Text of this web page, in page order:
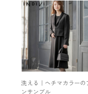
13号(42) 100.0
15号(44) 105.0
素材
表地：ポリ
9％ ポリエ
裏地：ポリ
洗える｜ヘチマカラーの
ンサンブル